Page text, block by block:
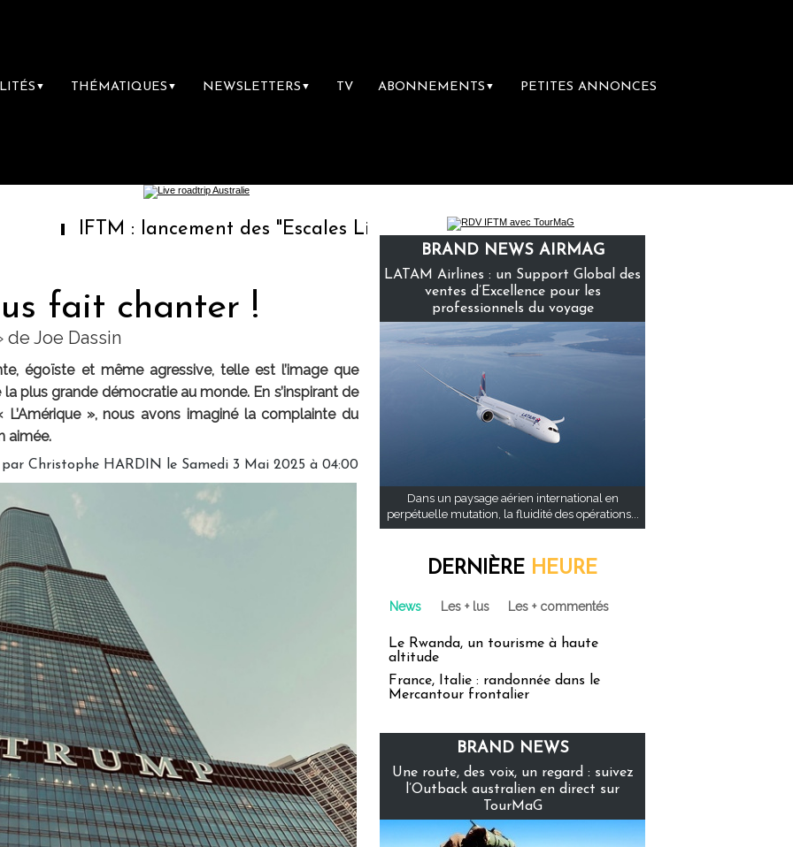
▼ THÉMATIQUES ▼ NEWSLETTERS ▼ TV ABONNEMENTS ▼ PETITES ANNONCES
IFTM : lancement des "Escales Littéraires", la première librairie du voyage
fait chanter !
de Joe Dassin
égoïste et même agressive, telle est l’image que
plus grande démocratie au monde. En s’inspirant de
», nous avons imaginé la complainte du
aimée.
par Christophe HARDIN le Samedi 3 Mai 2025 à 04:00
BRAND NEWS AIRMAG
LATAM Airlines : un Support Global des
ventes d’Excellence pour les
professionnels du voyage
Dans un paysage aérien international en
perpétuelle mutation, la fluidité des opérations...
DERNIÈRE HEURE
News Les + lus Les + commentés
Le Rwanda, un tourisme à haute
altitude
France, Italie : randonnée dans le
Mercantour frontalier
BRAND NEWS
Une route, des voix, un regard : suivez
l’Outback australien en direct sur
TourMaG